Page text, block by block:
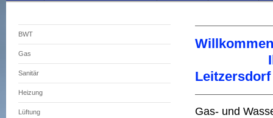
BWT
Gas
Sanitär
Heizung
Lüftung
Ihrem
Leitzersdorf
Gas- und